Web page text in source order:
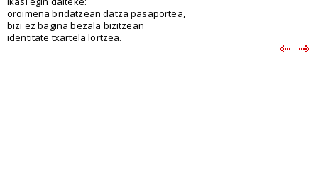
oroimena bridatzean datza pasaportea,
bizi ez bagina bezala bizitzean
identitate txartela lortzea.